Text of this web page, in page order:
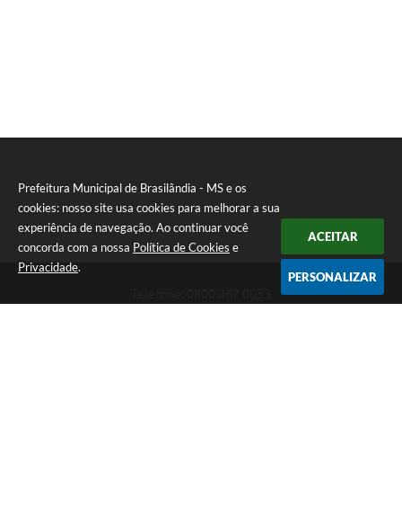
Prefeitura Municipal de Brasilândia - MS e os
cookies: nosso site usa cookies para melhorar a sua
experiência de navegação. Ao continuar você
concorda com a nossa Política de Cookies e
Privacidade.
ACEITAR
PERSONALIZAR